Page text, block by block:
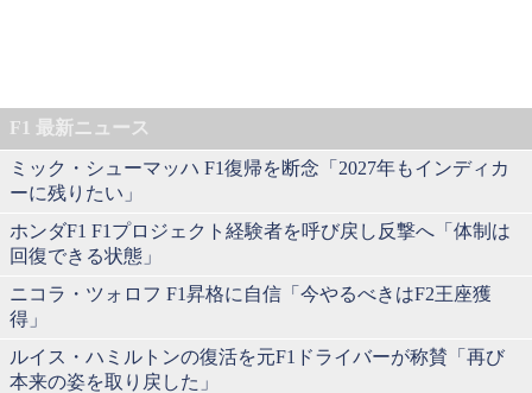
F1 最新ニュース
ミック・シューマッハ F1復帰を断念「2027年もインディカ
ーに残りたい」
ホンダF1 F1プロジェクト経験者を呼び戻し反撃へ「体制は
回復できる状態」
ニコラ・ツォロフ F1昇格に自信「今やるべきはF2王座獲
得」
ルイス・ハミルトンの復活を元F1ドライバーが称賛「再び
本来の姿を取り戻した」